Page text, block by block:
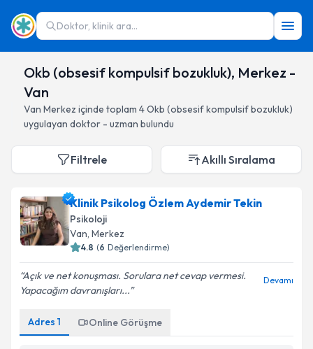
Doktor, klinik ara...
Okb (obsesif kompulsif bozukluk), Merkez -
Van
Van Merkez içinde toplam 4Okb (obsesif kompulsif bozukluk)
uygulayan doktor - uzman bulundu
Filtrele Akıllı Sıralama
Klinik Psikolog Özlem Aydemir Tekin
Psikoloji
Van, Merkez
4.8 (6 Değerlendirme)
Açık ve net konuşması. Sorulara net cevap vermesi.
Yapacağım davranışları...
Devamı
Adres 1 Online Görüşme